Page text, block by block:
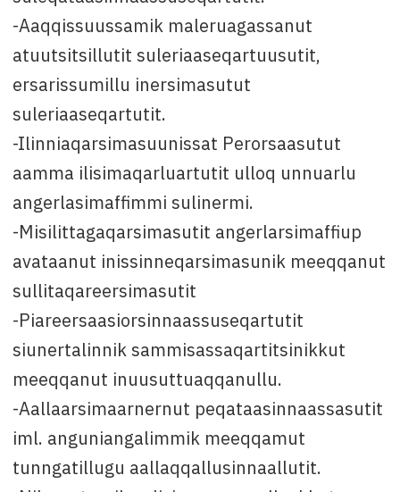
-Aaqqissuussamik maleruagassanut
atuutsitsillutit suleriaaseqartuusutit,
ersarissumillu inersimasutut
suleriaaseqartutit.
-Ilinniaqarsimasuunissat Perorsaasutut
aamma ilisimaqarluartutit ulloq unnuarlu
angerlasimaffimmi sulinermi.
-Misilittagaqarsimasutit angerlarsimaffiup
avataanut inissinneqarsimasunik meeqqanut
sullitaqareersimasutit
-Piareersaasiorsinnaassuseqartutit
siunertalinnik sammisassaqartitsinikkut
meeqqanut inuusuttuaqqanullu.
-Aallaarsimaarnernut peqataasinnaassasutit
iml. anguniangalimmik meeqqamut
tunngatillugu aallaqqallusinnaallutit.